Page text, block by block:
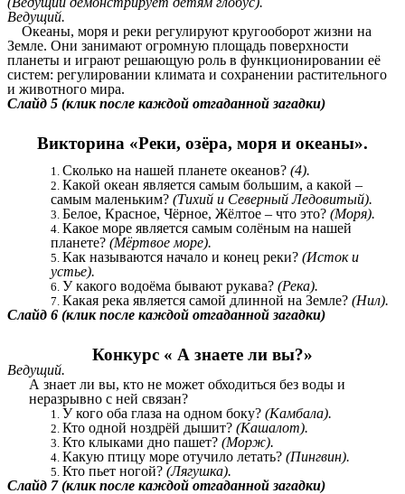
Ведущий.
Океаны, моря и реки регулируют кругооборот жизни на
Земле. Они занимают огромную площадь поверхности
планеты и играют решающую роль в функционировании её
систем: регулировании климата и сохранении растительного
и животного мира.
Слайд 5 (клик после каждой отгаданной загадки)
Викторина «Реки, озёра, моря и океаны».
Сколько на нашей планете океанов? (4).
Какой океан является самым большим, а какой –
самым маленьким? (Тихий и Северный Ледовитый).
Белое, Красное, Чёрное, Жёлтое – что это? (Моря).
Какое море является самым солёным на нашей
планете? (Мёртвое море).
Как называются начало и конец реки? (Исток и
устье).
У какого водоёма бывают рукава? (Река).
Какая река является самой длинной на Земле? (Нил).
Слайд 6 (клик после каждой отгаданной загадки)
Конкурс « А знаете ли вы?»
Ведущий.
А знает ли вы, кто не может обходиться без воды и
неразрывно с ней связан?
У кого оба глаза на одном боку? (Камбала).
Кто одной ноздрёй дышит? (Кашалот).
Кто клыками дно пашет? (Морж).
Какую птицу море отучило летать? (Пингвин).
Кто пьет ногой? (Лягушка).
Слайд 7 (клик после каждой отгаданной загадки)